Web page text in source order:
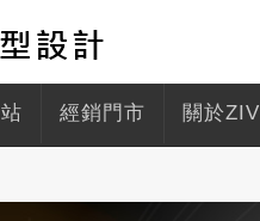
經銷門市 關於ZIV